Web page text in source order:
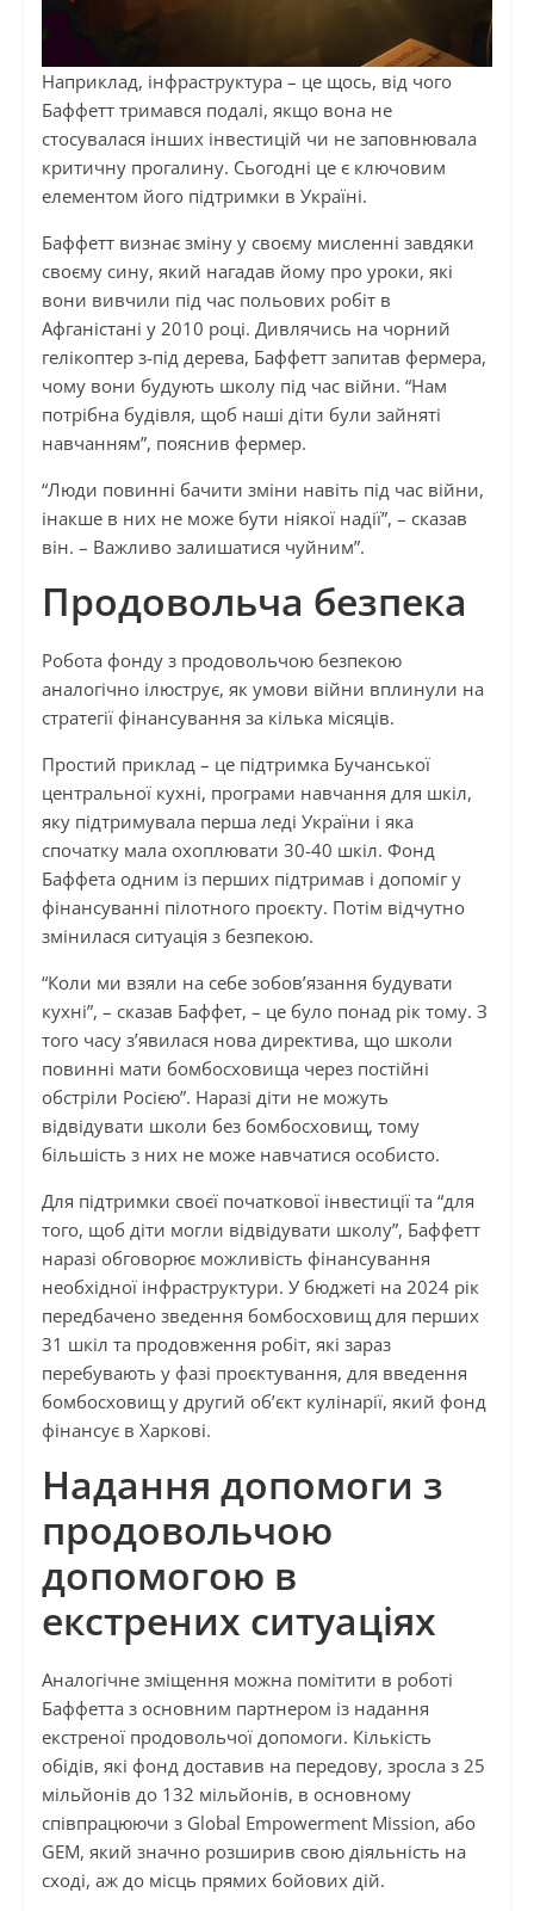
Наприклад, інфраструктура – це щось, від чого
Баффетт тримався подалі, якщо вона не
стосувалася інших інвестицій чи не заповнювала
критичну прогалину. Сьогодні це є ключовим
елементом його підтримки в Україні.
Баффетт визнає зміну у своєму мисленні завдяки
своєму сину, який нагадав йому про уроки, які
вони вивчили під час польових робіт в
Афганістані у 2010 році. Дивлячись на чорний
гелікоптер з-під дерева, Баффетт запитав фермера,
чому вони будують школу під час війни. “Нам
потрібна будівля, щоб наші діти були зайняті
навчанням”, пояснив фермер.
“Люди повинні бачити зміни навіть під час війни,
інакше в них не може бути ніякої надії”, – сказав
він. – Важливо залишатися чуйним”.
Продовольча безпека
Робота фонду з продовольчою безпекою
аналогічно ілюструє, як умови війни вплинули на
стратегії фінансування за кілька місяців.
Простий приклад – це підтримка Бучанської
центральної кухні, програми навчання для шкіл,
яку підтримувала перша леді України і яка
спочатку мала охоплювати 30-40 шкіл. Фонд
Баффета одним із перших підтримав і допоміг у
фінансуванні пілотного проєкту. Потім відчутно
змінилася ситуація з безпекою.
“Коли ми взяли на себе зобов’язання будувати
кухні”, – сказав Баффет, – це було понад рік тому. З
того часу з’явилася нова директива, що школи
повинні мати бомбосховища через постійні
обстріли Росією”. Наразі діти не можуть
відвідувати школи без бомбосховищ, тому
більшість з них не може навчатися особисто.
Для підтримки своєї початкової інвестиції та “для
того, щоб діти могли відвідувати школу”, Баффетт
наразі обговорює можливість фінансування
необхідної інфраструктури. У бюджеті на 2024 рік
передбачено зведення бомбосховищ для перших
31 шкіл та продовження робіт, які зараз
перебувають у фазі проєктування, для введення
бомбосховищ у другий об’єкт кулінарії, який фонд
фінансує в Харкові.
Надання допомоги з
продовольчою
допомогою в
екстрених ситуаціях
Аналогічне зміщення можна помітити в роботі
Баффетта з основним партнером із надання
екстреної продовольчої допомоги. Кількість
обідів, які фонд доставив на передову, зросла з 25
мільйонів до 132 мільйонів, в основному
співпрацюючи з Global Empowerment Mission, або
GEM, який значно розширив свою діяльність на
сході, аж до місць прямих бойових дій.